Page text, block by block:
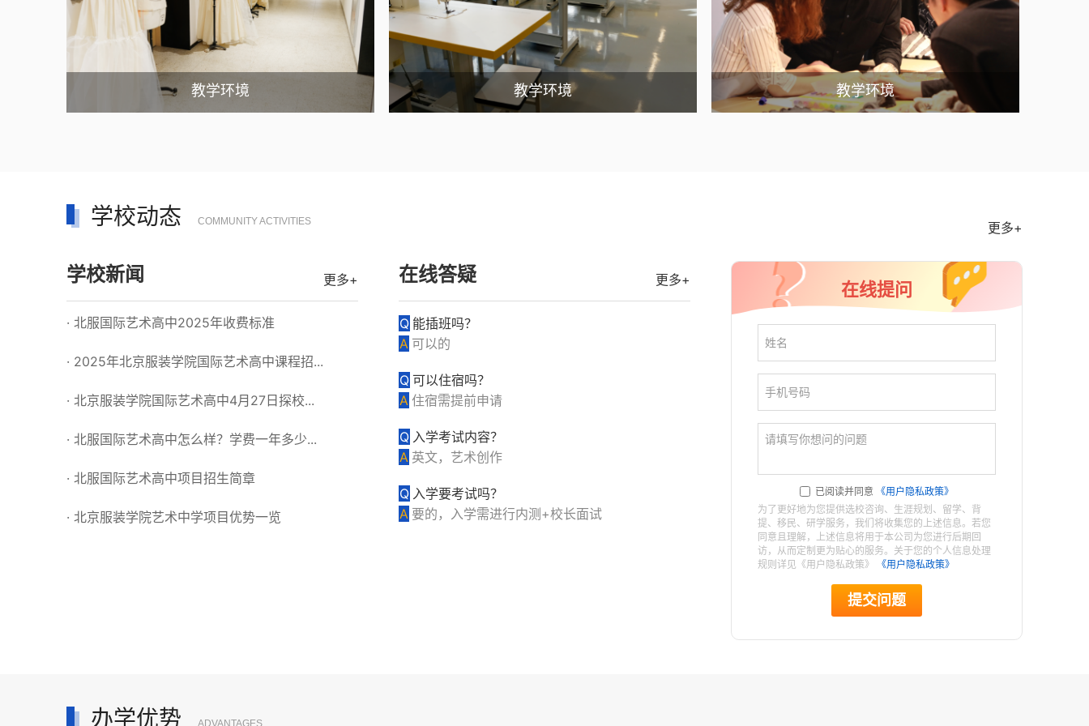
教学环境 教学环境 教学环境
学校动态 COMMUNITY ACTIVITIES 更多+
学校新闻 更多+
· 北服国际艺术高中2025年收费标准
· 2025年北京服装学院国际艺术高中课程招...
· 北京服装学院国际艺术高中4月27日探校...
· 北服国际艺术高中怎么样？学费一年多少...
· 北服国际艺术高中项目招生简章
· 北京服装学院艺术中学项目优势一览
在线答疑 更多+
Q 能插班吗？
A 可以的
Q 可以住宿吗？
A 住宿需提前申请
Q 入学考试内容？
A 英文，艺术创作
Q 入学要考试吗？
A 要的，入学需进行内测+校长面试
在线提问
已阅读并同意
《用户隐私政策》
为了更好地为您提供选校咨询、生涯规划、留学、背
提、移民、研学服务，我们将收集您的上述信息。若您
同意且理解，上述信息将用于本公司为您进行后期回
访，从而定制更为贴心的服务。关于您的个人信息处理
规则详见《用户隐私政策》
《用户隐私政策》
提交问题
办学优势 ADVANTAGES